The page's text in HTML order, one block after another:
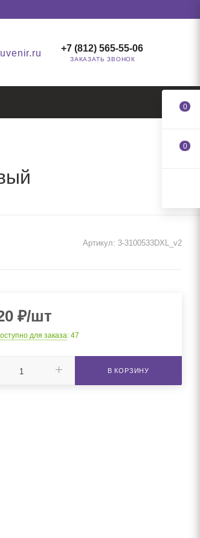
+7 (812) 565-55-06
ЗАКАЗАТЬ ЗВОНОК
Артикул: 3-3100533DXL_v2
₽/шт
для заказа: 47
В КОРЗИНУ
0
0